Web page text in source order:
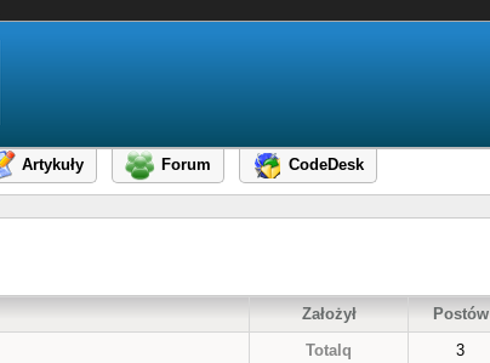
Artykuły Forum
CodeDesk
Założył Postów
Totalq 3